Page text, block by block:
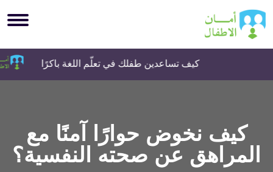
كيف تساعدين طفلك في تعلّم اللغة باكرًا
كيف نخوض حوارًا آمنًا مع
المراهق عن صحته النفسية؟